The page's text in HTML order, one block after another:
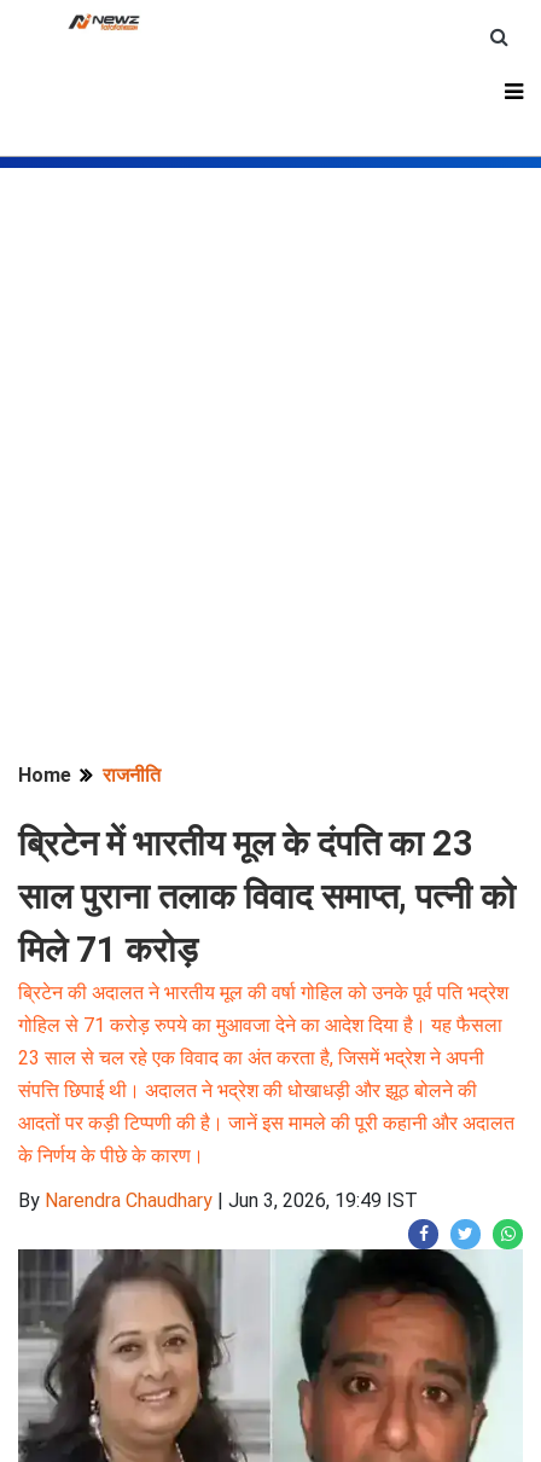
Home राजनीति
ब्रिटेन में भारतीय मूल के दंपति का 23
साल पुराना तलाक विवाद समाप्त, पत्नी को
मिले 71 करोड़
ब्रिटेन की अदालत ने भारतीय मूल की वर्षा गोहिल को उनके पूर्व पति भद्रेश
गोहिल से 71 करोड़ रुपये का मुआवजा देने का आदेश दिया है। यह फैसला
23 साल से चल रहे एक विवाद का अंत करता है, जिसमें भद्रेश ने अपनी
संपत्ति छिपाई थी। अदालत ने भद्रेश की धोखाधड़ी और झूठ बोलने की
आदतों पर कड़ी टिप्पणी की है। जानें इस मामले की पूरी कहानी और अदालत
के निर्णय के पीछे के कारण।
By Narendra Chaudhary | Jun 3, 2026, 19:49 IST